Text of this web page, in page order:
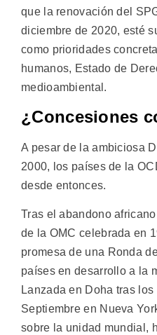
que la renovación del
diciembre de 2020, esté
como prioridades
humanos, Estado de
medioambiental.
¿Concesiones
A pesar de la ambiciosa
2000, los países de la
desde entonces.
Tras el abandono
de la OMC celebrada en
promesa de una Ronda
países en desarrollo a la
Lanzada en Doha tras
Septiembre en Nueva
sobre la unidad mundial,